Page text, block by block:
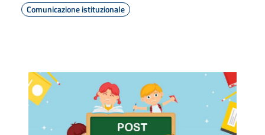
Comunicazione istituzionale